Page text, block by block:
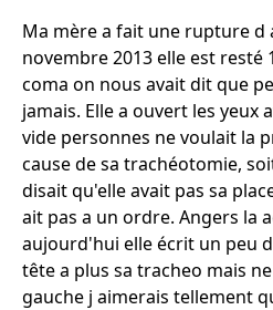
Ma mère a fait une rupture d
novembre 2013 elle est resté
coma on nous avait dit que
jamais. Elle a ouvert les yeux
vide personnes ne voulait la
cause de sa trachéotomie,
disait qu'elle avait pas sa
ait pas a un ordre. Angers la
aujourd'hui elle écrit un peu
tête a plus sa tracheo mais
gauche j aimerais tellement